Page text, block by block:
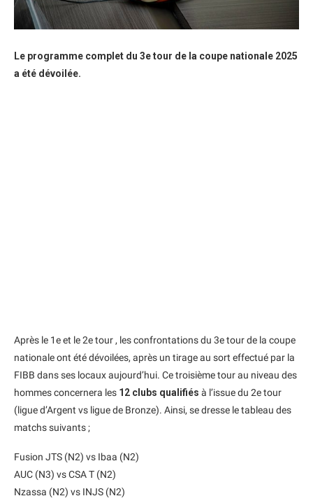
Le programme complet du 3e tour de la coupe nationale 2025
a été dévoilée.
Après le 1e et le 2e tour , les confrontations du 3e tour de la coupe
nationale ont été dévoilées, après un tirage au sort effectué par la
FIBB dans ses locaux aujourd’hui. Ce troisième tour au niveau des
hommes concernera les 12 clubs qualifiés à l’issue du 2e tour
(ligue d’Argent vs ligue de Bronze). Ainsi, se dresse le tableau des
matchs suivants ;
Fusion JTS (N2) vs Ibaa (N2)
AUC (N3) vs CSA T (N2)
Nzassa (N2) vs INJS (N2)